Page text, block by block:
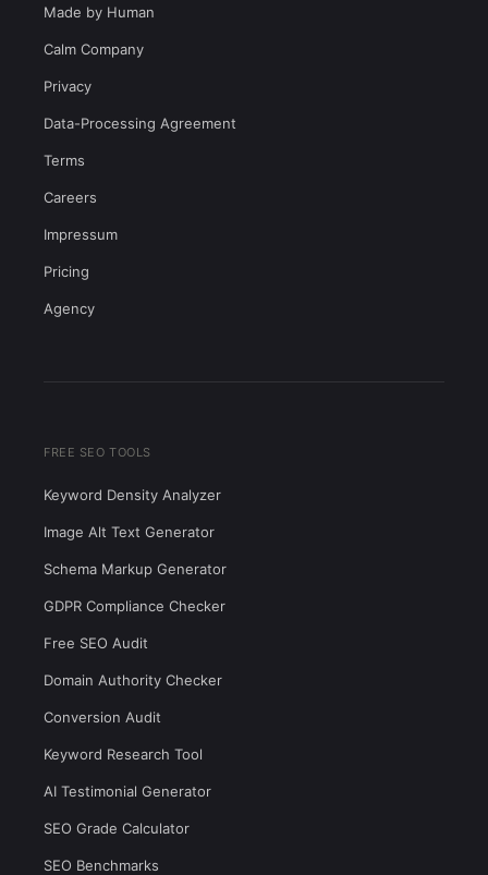
Made by Human
Calm Company
Privacy
Data-Processing Agreement
Terms
Careers
Impressum
Pricing
Agency
FREE SEO TOOLS
Keyword Density Analyzer
Image Alt Text Generator
Schema Markup Generator
GDPR Compliance Checker
Free SEO Audit
Domain Authority Checker
Conversion Audit
Keyword Research Tool
AI Testimonial Generator
SEO Grade Calculator
SEO Benchmarks